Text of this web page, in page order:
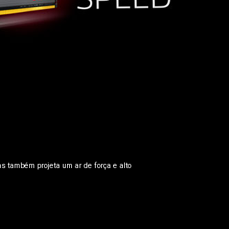
também projeta um ar de força e alto